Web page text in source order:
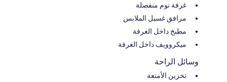
غرفة نوم منفصلة
مرافق غسيل الملابس
مطبخ داخل الغرفة
ميكروويف داخل الغرفة
وسائل الراحة
تخزين الأمتعة